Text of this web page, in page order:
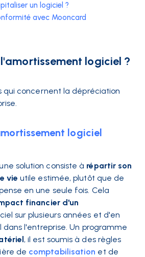
un logiciel ?
avec Mooncard
logiciel ?
qui concernent la dépréciation
logiciel
solution consiste à répartir son
vie utile estimée, plutôt que de
en une seule fois. Cela
financier d'un
sur plusieurs années et d'en
l'entreprise. Un programme
, il est soumis à des règles
de comptabilisation et de